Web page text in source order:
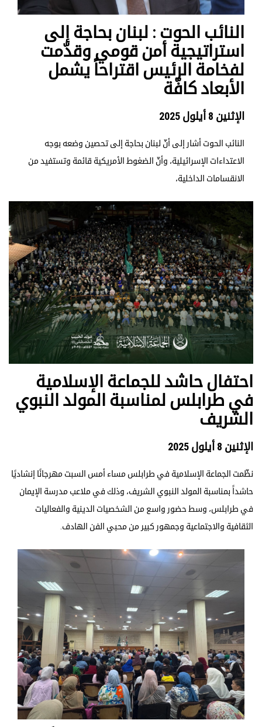
النائب الحوت : لبنان بحاجة إلى
استراتيجية أمن قومي وقدّمت
لفخامة الرئيس اقتراحاً يشمل
الأبعاد كافّة
الإثنين 8 أيلول 2025
النائب الحوت أشار إلى أنّ لبنان بحاجة إلى تحصين وضعه بوجه
الاعتداءات الإسرائيلية، وأنّ الضغوط الأمريكية قائمة وتستفيد من
الانقسامات الداخلية،
احتفال حاشد للجماعة الإسلامية
في طرابلس لمناسبة المولد النبوي
الشريف
الإثنين 8 أيلول 2025
نظّمت الجماعة الإسلامية في طرابلس مساء أمس السبت مهرجانًا إنشاديًا
حاشداً بمناسبة المولد النبوي الشريف، وذلك في ملاعب مدرسة الإيمان
في طرابلس، وسط حضور واسع من الشخصيات الدينية والفعاليات
الثقافية والاجتماعية وجمهور كبير من محبي الفن الهادف.